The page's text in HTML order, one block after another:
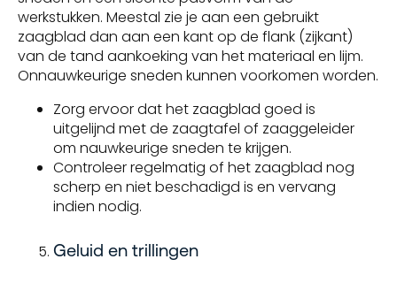
werkstukken. Meestal zie je aan een gebruikt
zaagblad dan aan een kant op de flank (zijkant)
van de tand aankoeking van het materiaal en lijm.
Onnauwkeurige sneden kunnen voorkomen worden.
Zorg ervoor dat het zaagblad goed is
uitgelijnd met de zaagtafel of zaaggeleider
om nauwkeurige sneden te krijgen.
Controleer regelmatig of het zaagblad nog
scherp en niet beschadigd is en vervang
indien nodig.
Geluid en trillingen